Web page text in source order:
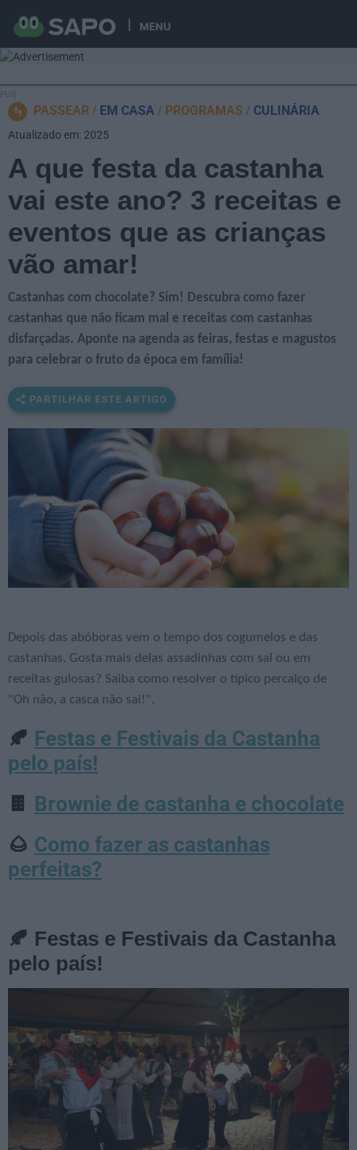
MENU
PASSEAR EM CASA PROGRAMAS CULINÁRIA
A que festa da castanha
vai este ano? 3 receitas e
eventos que as crianças
vão amar!
Castanhas com chocolate? Sim! Descubra como fazer
castanhas que não ficam mal e receitas com castanhas
disfarçadas. Aponte na agenda as feiras, festas e magustos
para celebrar o fruto da época em família!
PARTILHAR ESTE ARTIGO
Depois das abóboras vem o tempo dos cogumelos e das
castanhas. Gosta mais delas assadinhas com sal ou em
receitas gulosas? Saiba como resolver o típico percalço de
"Oh não, a casca não sai!".
🍂 Festas e Festivais da Castanha
pelo país!
🍫 Brownie de castanha e chocolate
🌰 Como fazer as castanhas
perfeitas?
🍂 Festas e Festivais da Castanha
pelo país!
Atualizado em: 2025